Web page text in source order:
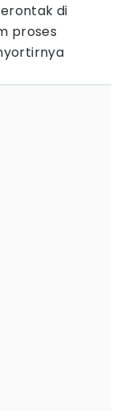
di
proses